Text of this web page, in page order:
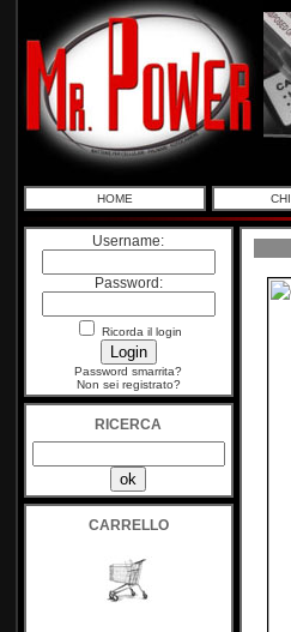
HOME
Username:
Password:
Ricorda il login
Password smarrita?
Non sei registrato?
RICERCA
CARRELLO